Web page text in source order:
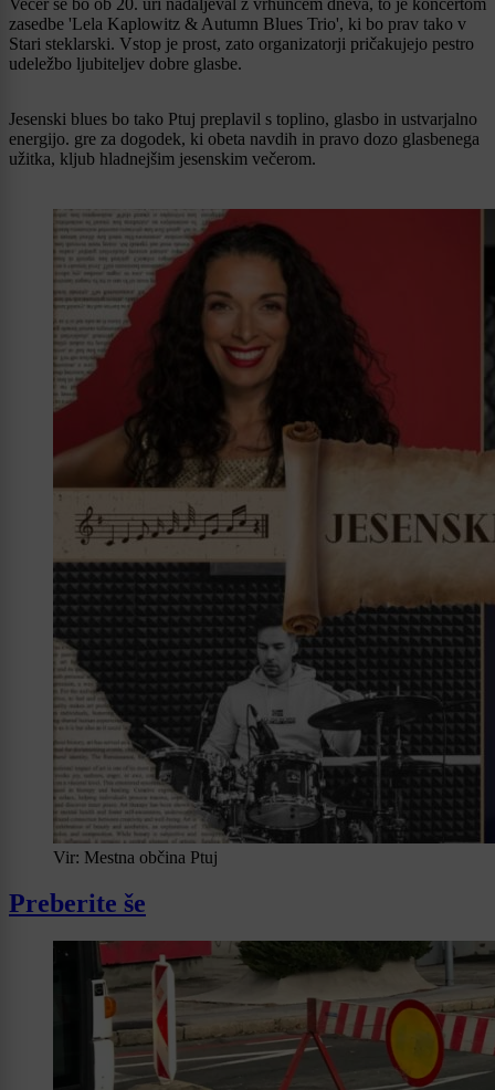
zasedbe 'Lela Kaplowitz & Autumn Blues Trio', ki bo prav tako v
Stari steklarski. Vstop je prost, zato organizatorji pričakujejo pestro
udeležbo ljubiteljev dobre glasbe.
Jesenski blues bo tako Ptuj preplavil s toplino, glasbo in ustvarjalno
energijo. gre za dogodek, ki obeta navdih in pravo dozo glasbenega
užitka, kljub hladnejšim jesenskim večerom.
Vir: Mestna občina Ptuj
Preberite še